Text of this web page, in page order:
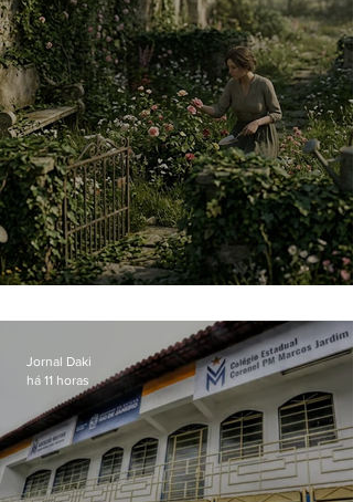
Jornal Daki
há 11 horas